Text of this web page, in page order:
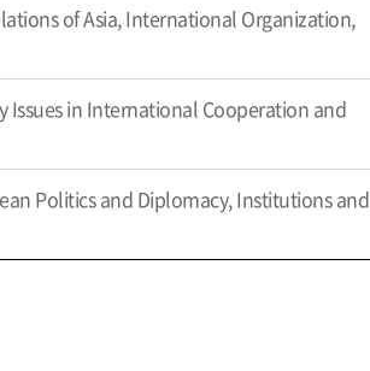
of Asia, International Organization,
Issues in International Cooperation and
Politics and Diplomacy, Institutions and